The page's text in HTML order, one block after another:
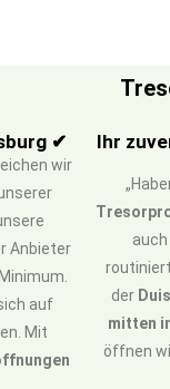
✔
wir
unserer
Anbieter
auf
Mit
Ihr
der
mitten
öffnen